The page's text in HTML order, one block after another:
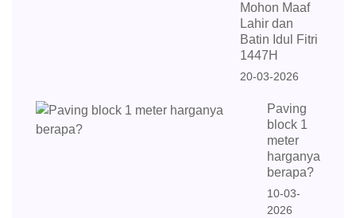
Mohon Maaf
Lahir dan
Batin Idul Fitri
1447H
20-03-2026
Paving
block 1
meter
harganya
berapa?
10-03-
2026